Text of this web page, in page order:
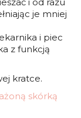
je mniej
i piec
z funkcją
kratce.
skórką